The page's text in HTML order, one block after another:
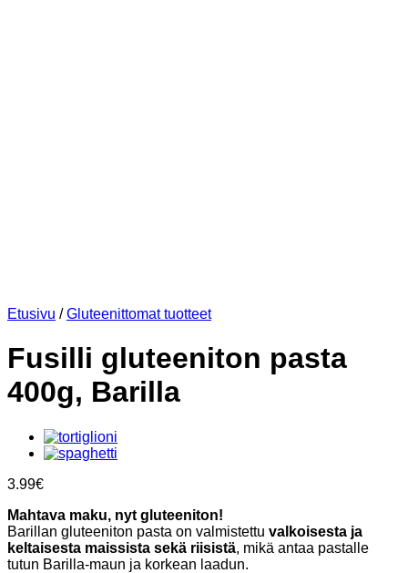
Etusivu / Gluteenittomat tuotteet
Fusilli gluteeniton pasta
400g, Barilla
3.99€
Mahtava maku, nyt gluteeniton!
Barillan gluteeniton pasta on valmistettu valkoisesta ja
keltaisesta maissista sekä riisistä, mikä antaa pastalle
tutun Barilla-maun ja korkean laadun.